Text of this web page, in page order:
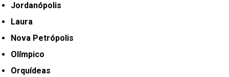
Jordanópolis
Laura
Nova Petrópolis
Olímpico
Orquídeas